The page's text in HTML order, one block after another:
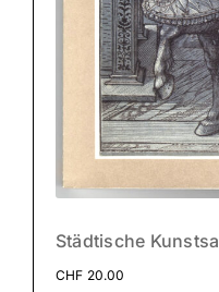
Städtische
CHF 20.00